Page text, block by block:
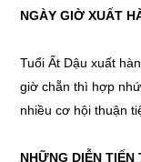
NGÀY GIỜ XUẤT
Tuổi Ất Dậu xuất
giờ chẵn thì hợp
nhiều cơ hội thuận
NHỮNG DIỄN TIẾN